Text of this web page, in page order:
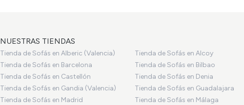
NUESTRAS TIENDAS
Tienda de Sofás en Alberic (Valencia) Tienda de Sofás en Alcoy
Tienda de Sofás en Barcelona
Tienda de Sofás en Bilbao
Tienda de Sofás en Castellón
Tienda de Sofás en Denia
Tienda de Sofás en Gandia (Valencia)
Tienda de Sofás en Guadalajara
Tienda de Sofás en Madrid
Tienda de Sofás en Málaga